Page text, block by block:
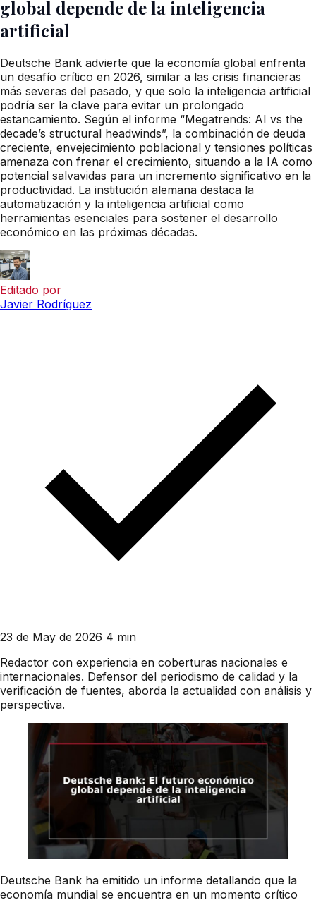
global depende de la inteligencia
artificial
Deutsche Bank advierte que la economía global enfrenta
un desafío crítico en 2026, similar a las crisis financieras
más severas del pasado, y que solo la inteligencia artificial
podría ser la clave para evitar un prolongado
estancamiento. Según el informe “Megatrends: AI vs the
decade’s structural headwinds”, la combinación de deuda
creciente, envejecimiento poblacional y tensiones políticas
amenaza con frenar el crecimiento, situando a la IA como
potencial salvavidas para un incremento significativo en la
productividad. La institución alemana destaca la
automatización y la inteligencia artificial como
herramientas esenciales para sostener el desarrollo
económico en las próximas décadas.
Editado por
Javier Rodríguez
23 de May de 2026 4 min
Redactor con experiencia en coberturas nacionales e
internacionales. Defensor del periodismo de calidad y la
verificación de fuentes, aborda la actualidad con análisis y
perspectiva.
Deutsche Bank ha emitido un informe detallando que la
economía mundial se encuentra en un momento crítico